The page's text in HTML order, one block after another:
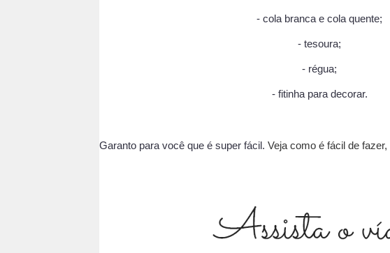
- cola branca e cola quente;
- tesoura;
- régua;
- fitinha para decorar.
Garanto para você que é super fácil. Veja como é fácil de